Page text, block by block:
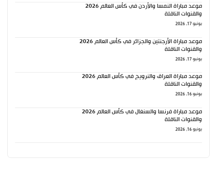
موعد مباراة النمسا والأردن في كأس العالم 2026
والقنوات الناقلة
يونيو 17, 2026
موعد مباراة الأرجنتين والجزائر في كأس العالم 2026
والقنوات الناقلة
يونيو 17, 2026
موعد مباراة العراق والنرويج في كأس العالم 2026
والقنوات الناقلة
يونيو 16, 2026
موعد مباراة فرنسا والسنغال في كأس العالم 2026
والقنوات الناقلة
يونيو 16, 2026